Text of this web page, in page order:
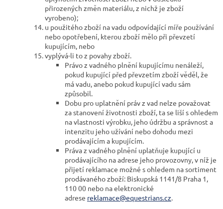
přirozených změn materiálu, z nichž je zboží
vyrobeno);
u použitého zboží na vadu odpovídající míře používání
nebo opotřebení, kterou zboží mělo při převzetí
kupujícím, nebo
vyplývá-li to z povahy zboží.
Právo z vadného plnění kupujícímu nenáleží,
pokud kupující před převzetím zboží věděl, že
má vadu, anebo pokud kupující vadu sám
způsobil.
Dobu pro uplatnění práv z vad nelze považovat
za stanovení životnosti zboží, ta se liší s ohledem
na vlastnosti výrobku, jeho údržbu a správnost a
intenzitu jeho užívání nebo dohodu mezi
prodávajícím a kupujícím.
Práva z vadného plnění uplatňuje kupující u
prodávajícího na adrese jeho provozovny, v níž je
přijetí reklamace možné s ohledem na sortiment
prodávaného zboží: Biskupská 1141/8 Praha 1,
110 00 nebo na elektronické
adrese reklamace@equestrians.cz.